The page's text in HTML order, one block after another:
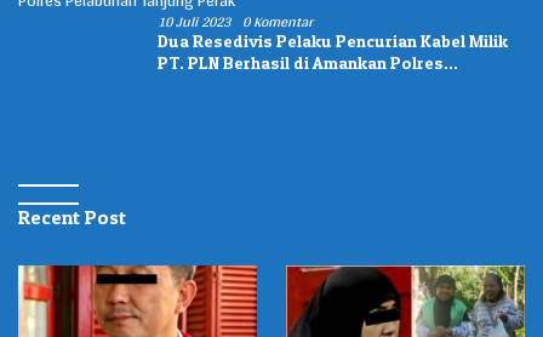
10 Juli 2023 0 Komentar
Dua Resedivis Pelaku Pencurian Kabel Milik
PT. PLN Berhasil di Amankan Polres
Recent Post